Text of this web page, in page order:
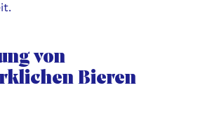
von
Bieren